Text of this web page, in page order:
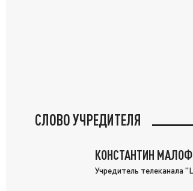
СЛОВО УЧРЕДИТЕЛЯ
КОНСТАНТИН
Учредитель телеканала